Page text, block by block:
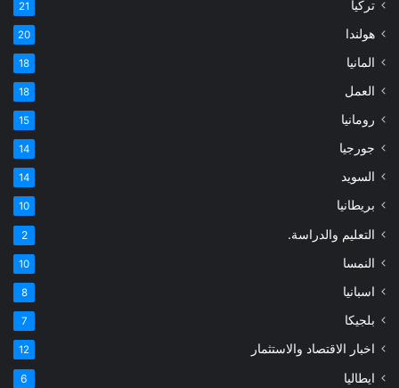
تركيا 21
هولندا 20
المانيا 18
العمل 18
رومانيا 15
جورجيا 14
السويد 14
بريطانيا 10
التعليم والدراسة. 2
النمسا 10
اسبانيا 8
بلجيكا 7
اخبار الاقتصاد والاستثمار 12
ايطاليا 6